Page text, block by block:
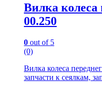
Вилка
00.250
0 out of 5
(0)
Вилка колеса
запчасти к сеялкам,